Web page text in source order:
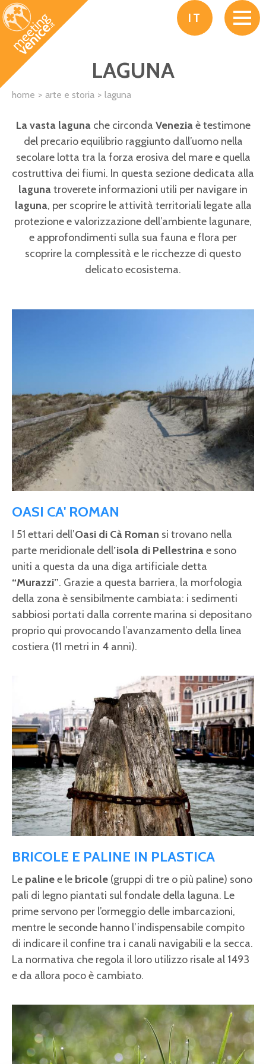
Salta al contenuto principale
IT
LAGUNA
home arte e storia laguna
La vasta lagunache circonda Veneziaè testimone
del precario equilibrio raggiunto dall’uomo nella
secolare lotta tra la forza erosiva del mare e quella
costruttiva dei fiumi. In questa sezione dedicata alla
lagunatroverete informazioni utili per navigare in
laguna, per scoprire le attività territoriali legate alla
protezione e valorizzazione dell’ambiente lagunare,
e approfondimenti sulla sua fauna e flora per
scoprire la complessità e le ricchezze di questo
delicato ecosistema.
OASI CA' ROMAN
I 51 ettari dell’Oasi di Cà Roman si trovano nella
parte meridionale dell’isola di Pellestrinae sono
uniti a questa da una diga artificiale detta
“Murazzi”. Grazie a questa barriera, la morfologia
della zona è sensibilmente cambiata: i sedimenti
sabbiosi portati dalla corrente marina si depositano
proprio qui provocando l’avanzamento della linea
costiera (11 metri in 4 anni).
BRICOLE E PALINE IN PLASTICA
Le palinee le bricole (gruppi di tre o più paline) sono
pali di legno piantati sul fondale della laguna. Le
prime servono per l’ormeggio delle imbarcazioni,
mentre le seconde hanno l’indispensabile compito
di indicare il confine tra i canali navigabili e la secca.
La normativa che regola il loro utilizzo risale al 1493
e da allora poco è cambiato.